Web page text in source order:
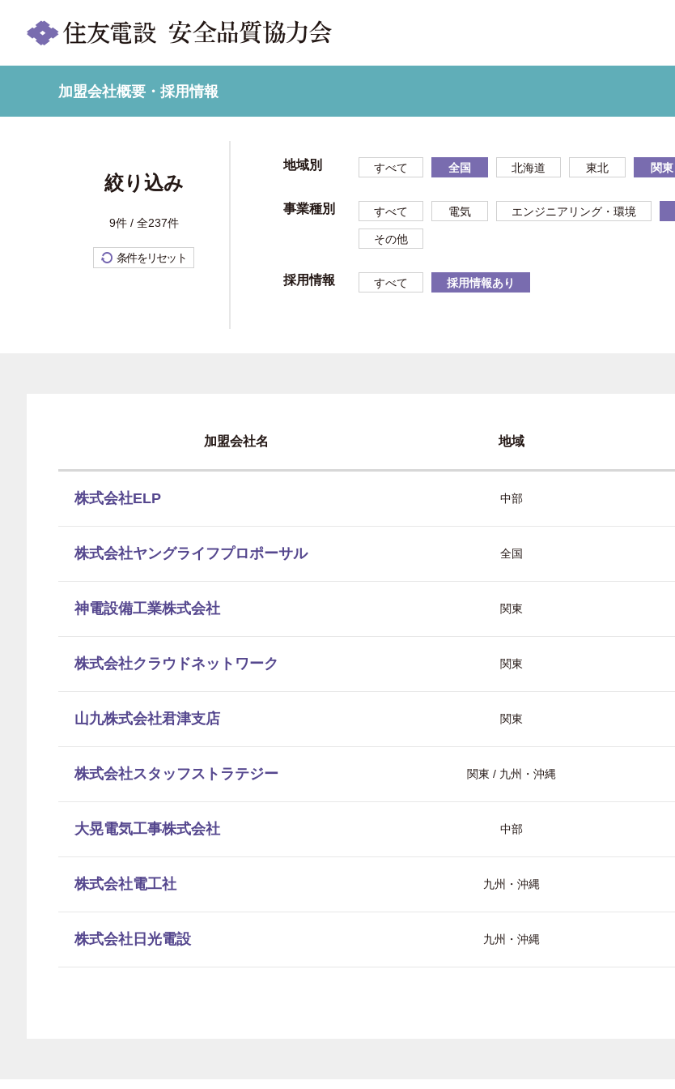
加盟会社概要・採用情報
絞り込み
9件 / 全237件
条件をリセット
地域別 すべて 全国 北海道 東北 関東
事業種別 すべて 電気 エンジニアリング・環境
その他
採用情報 すべて 採用情報あり
加盟会社名 地域
株式会社ELP 中部
株式会社ヤングライフプロポーサル 全国
神電設備工業株式会社 関東
株式会社クラウドネットワーク 関東
山九株式会社君津支店 関東
株式会社スタッフストラテジー 関東 / 九州・沖縄
大晃電気工事株式会社 中部
株式会社電工社 九州・沖縄
株式会社日光電設 九州・沖縄